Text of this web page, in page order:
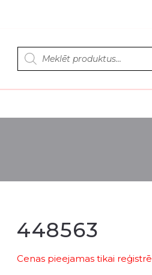
Products
search
448563
Cenas pieejamas tikai